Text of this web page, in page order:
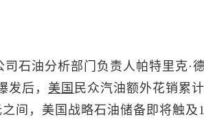
司石油分析部门负责人帕特里克·
发后， 美国 民众汽油额外花销累
间，美国战略石油储备即将触